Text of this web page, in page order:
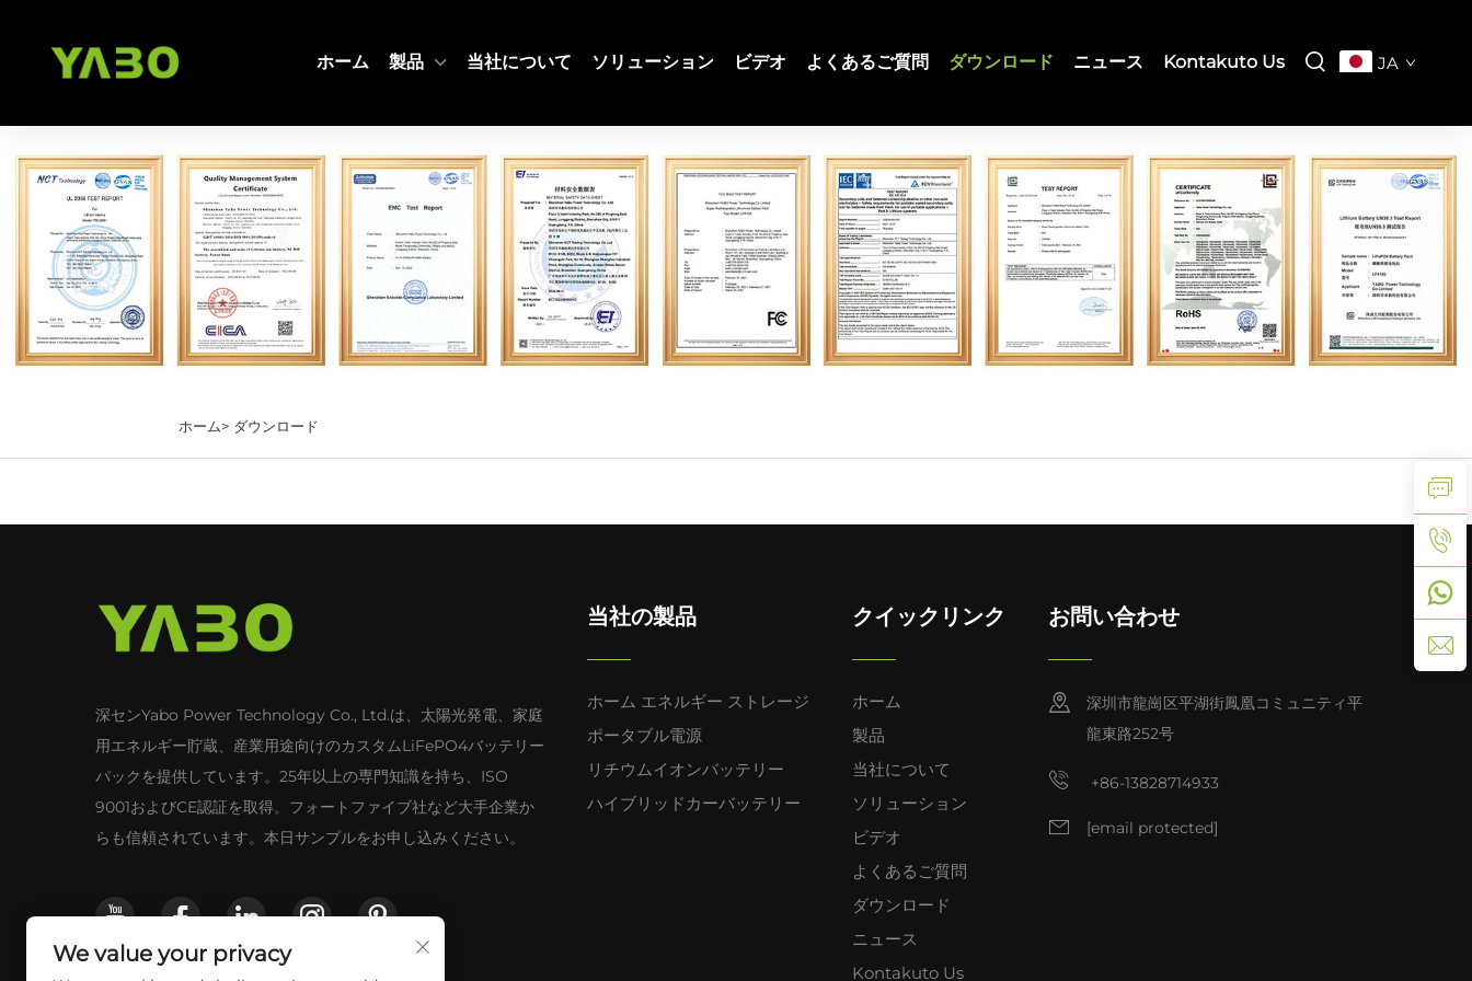
ホーム 製品 当社について ソリューション ビデオ よくあるご質問 ダウンロード ニュース Kontakuto Us JA
ホーム> ダウンロード
深センYabo Power Technology Co., Ltd.は、太陽光発電、家庭
用エネルギー貯蔵、産業用途向けのカスタムLiFePO4バッテリー
パックを提供しています。25年以上の専門知識を持ち、ISO
9001およびCE認証を取得。フォートファイブ社など大手企業か
らも信頼されています。本日サンプルをお申し込みください。
当社の製品
ホーム エネルギー ストレージ
ポータブル電源
リチウムイオンバッテリー
ハイブリッドカーバッテリー
クイックリンク
ホーム
製品
当社について
ソリューション
ビデオ
よくあるご質問
ダウンロード
ニュース
Kontakuto Us
お問い合わせ
深圳市龍崗区平湖街鳳凰コミュニティ平
龍東路252号
+86-13828714933
[email protected]
We value your privacy